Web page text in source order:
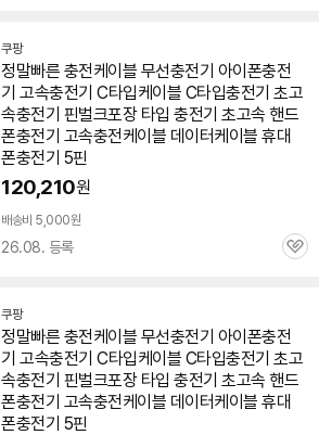
쿠팡
정말빠른 충전케이블 무선충전기 아이폰충전
기 고속충전기 C타입케이블 C타입충전기 초고
속충전기 핀벌크포장 타입 충전기 초고속 핸드
폰충전기 고속충전케이블 데이터케이블 휴대
폰충전기 5핀
120,210원
배송비 5,000원
26.08. 등록
관
쿠팡
정말빠른 충전케이블 무선충전기 아이폰충전
기 고속충전기 C타입케이블 C타입충전기 초고
속충전기 핀벌크포장 타입 충전기 초고속 핸드
폰충전기 고속충전케이블 데이터케이블 휴대
폰충전기 5핀